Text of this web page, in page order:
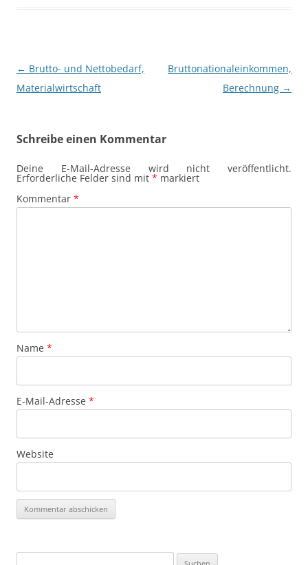
Beitragsnavigation
← Brutto- und Nettobedarf,
Materialwirtschaft
Bruttonationaleinkommen,
Berechnung →
Schreibe einen Kommentar
Deine E-Mail-Adresse wird nicht veröffentlicht.
Erforderliche Felder sind mit * markiert
Kommentar *
Name *
E-Mail-Adresse *
Website